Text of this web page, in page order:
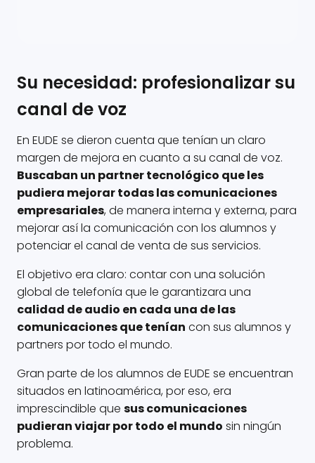
Su necesidad: profesionalizar su
canal de voz
En EUDE se dieron cuenta que tenían un claro
margen de mejora en cuanto a su canal de voz.
Buscaban un partner tecnológico que les
pudiera mejorar todas las comunicaciones
empresariales, de manera interna y externa, para
mejorar así la comunicación con los alumnos y
potenciar el canal de venta de sus servicios.
El objetivo era claro: contar con una solución
global de telefonía que le garantizara una
calidad de audio en cada una de las
comunicaciones que tenían con sus alumnos y
partners por todo el mundo.
Gran parte de los alumnos de EUDE se encuentran
situados en latinoamérica, por eso, era
imprescindible que sus comunicaciones
pudieran viajar por todo el mundo sin ningún
problema.